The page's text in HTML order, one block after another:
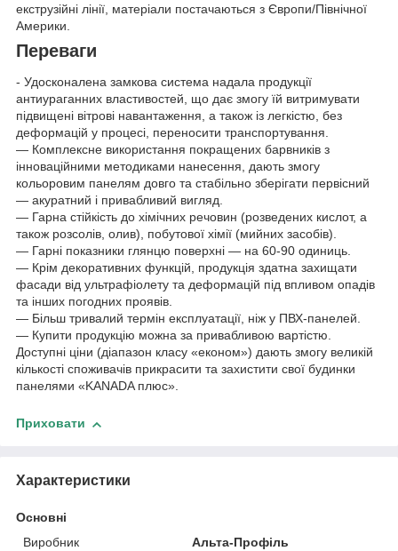
екструзійні лінії, матеріали постачаються з Європи/Північної
Америки.
Переваги
- Удосконалена замкова система надала продукції
антиураганних властивостей, що дає змогу їй витримувати
підвищені вітрові навантаження, а також із легкістю, без
деформацій у процесі, переносити транспортування.
— Комплексне використання покращених барвників з
інноваційними методиками нанесення, дають змогу
кольоровим панелям довго та стабільно зберігати первісний
— акуратний і привабливий вигляд.
― Гарна стійкість до хімічних речовин (розведених кислот, а
також розсолів, олив), побутової хімії (мийних засобів).
― Гарні показники глянцю поверхні — на 60-90 одиниць.
― Крім декоративних функцій, продукція здатна захищати
фасади від ультрафіолету та деформацій під впливом опадів
та інших погодних проявів.
― Більш тривалий термін експлуатації, ніж у ПВХ-панелей.
― Купити продукцію можна за привабливою вартістю.
Доступні ціни (діапазон класу «економ») дають змогу великій
кількості споживачів прикрасити та захистити свої будинки
панелями «KANADA плюс».
Приховати
Характеристики
Основні
Виробник
Альта-Профіль